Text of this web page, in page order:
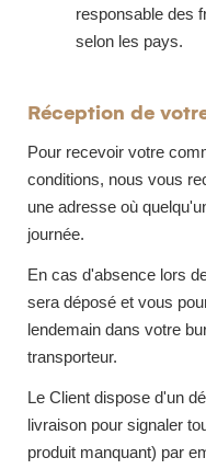
responsable des
selon les pays.
Réception de
Pour recevoir votre
conditions, nous vous
une adresse où
journée.
En cas d'absence lors
sera déposé et vous
lendemain dans votre
transporteur.
Le Client dispose d'un
livraison pour signaler
produit manquant) par